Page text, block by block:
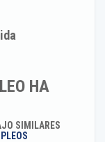
HA
SIMILARES